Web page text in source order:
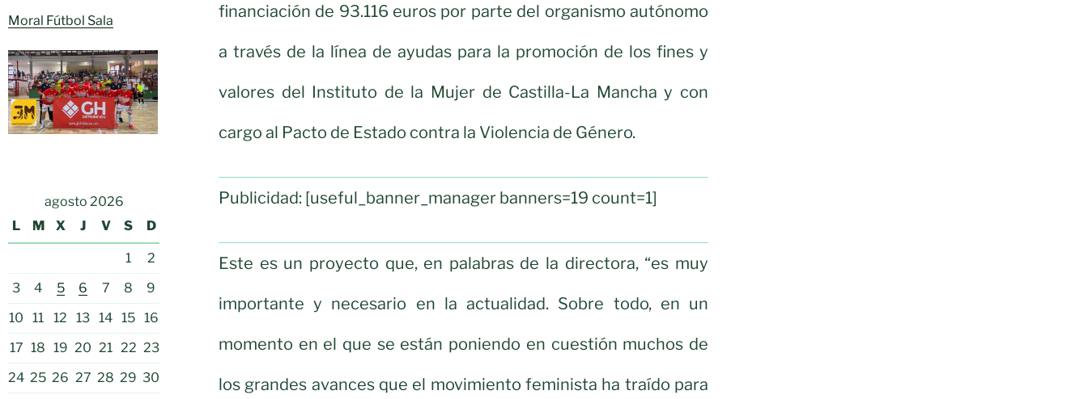
Moral Fútbol Sala
agosto 2026
L
M X J V S D
1
2
3
4 5 6 7 8
9
10
11 12 13 14 15 16
17 18 19 20 21 22 23
24 25 26 27 28 29 30
financiación de 93.116 euros por parte del organismo autónomo
a través de la línea de ayudas para la promoción de los fines y
valores del Instituto de la Mujer de Castilla-La Mancha y con
cargo al Pacto de Estado contra la Violencia de Género.
Publicidad: [useful_banner_manager banners=19 count=1]
Este es un proyecto que, en palabras de la directora, “es muy
importante y necesario en la actualidad. Sobre todo, en un
momento en el que se están poniendo en cuestión muchos de
los grandes avances que el movimiento feminista ha traído para